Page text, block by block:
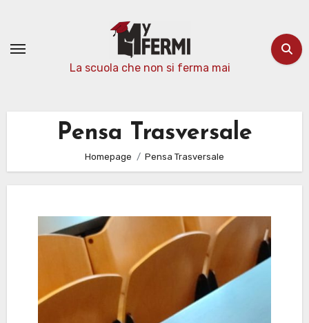
contenuto
La scuola che non si ferma mai
Pensa Trasversale
Homepage Pensa Trasversale